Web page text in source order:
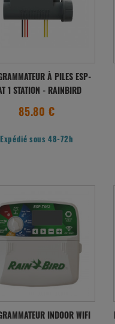
À PILES ESP-
1 STATION - RAINBIRD
85.80 €
Expédié sous 48-72h
INDOOR WIFI